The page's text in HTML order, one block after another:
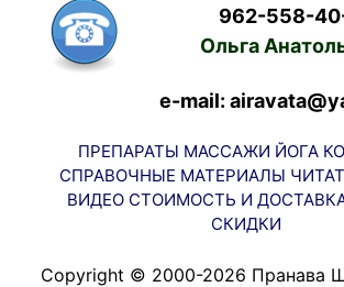
962-558-
Ольга
e-mail:
ПРЕПАРАТЫ МАССАЖИ ЙОГА
СПРАВОЧНЫЕ МАТЕРИАЛЫ
ВИДЕО СТОИМОСТЬ И
СКИДКИ
Copyright © 2000-2026 Пранава